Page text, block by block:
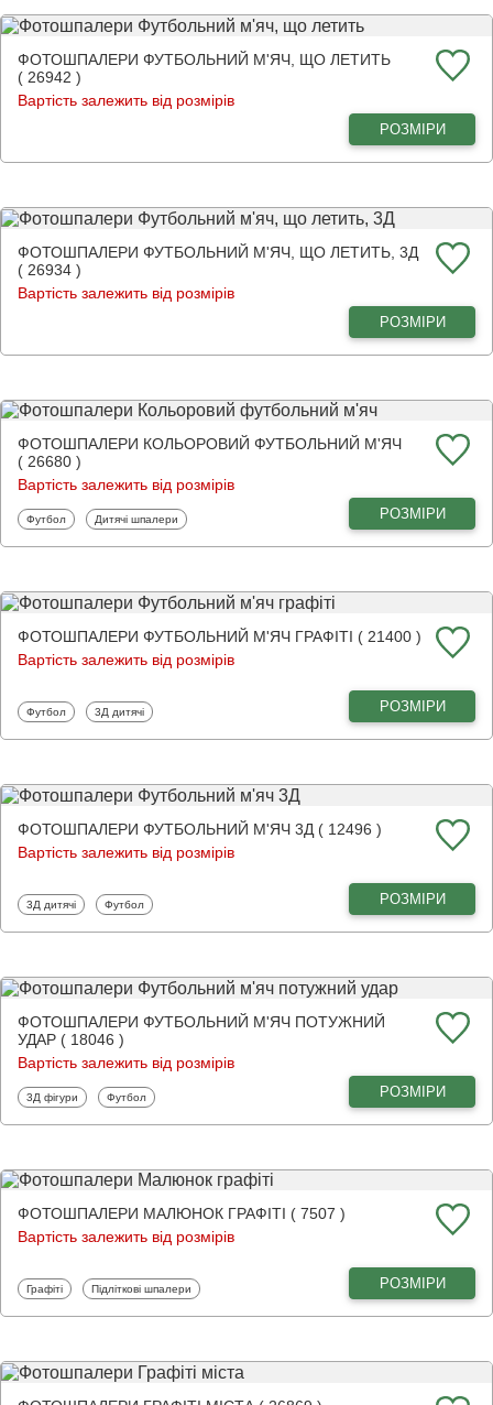
ФОТОШПАЛЕРИ ФУТБОЛЬНИЙ М'ЯЧ, ЩО ЛЕТИТЬ
( 26942 )
Вартість залежить від розмірів
РОЗМІРИ
ФОТОШПАЛЕРИ ФУТБОЛЬНИЙ М'ЯЧ, ЩО ЛЕТИТЬ, 3Д
( 26934 )
Вартість залежить від розмірів
РОЗМІРИ
ФОТОШПАЛЕРИ КОЛЬОРОВИЙ ФУТБОЛЬНИЙ М'ЯЧ
( 26680 )
Вартість залежить від розмірів
Фотошпалери
Футбол Фотошпалери
Дитячі шпалери РОЗМІРИ
ФОТОШПАЛЕРИ ФУТБОЛЬНИЙ М'ЯЧ ГРАФІТІ ( 21400 )
Вартість залежить від розмірів
Фотошпалери
Футбол Фотошпалери
3Д дитячі РОЗМІРИ
ФОТОШПАЛЕРИ ФУТБОЛЬНИЙ М'ЯЧ 3Д ( 12496 )
Вартість залежить від розмірів
Фотошпалери
3Д дитячі Фотошпалери
Футбол РОЗМІРИ
ФОТОШПАЛЕРИ ФУТБОЛЬНИЙ М'ЯЧ ПОТУЖНИЙ
УДАР ( 18046 )
Вартість залежить від розмірів
Фотошпалери
3Д фігури Фотошпалери
Футбол РОЗМІРИ
ФОТОШПАЛЕРИ МАЛЮНОК ГРАФІТІ ( 7507 )
Вартість залежить від розмірів
Фотошпалери
Графіті Фотошпалери
Підліткові шпалери РОЗМІРИ